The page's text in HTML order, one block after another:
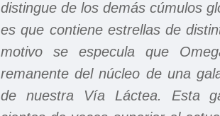
distingue de los demás cúmulos
es que contiene estrellas de
motivo se especula que
remanente del núcleo de una
de nuestra Vía Láctea. Esta